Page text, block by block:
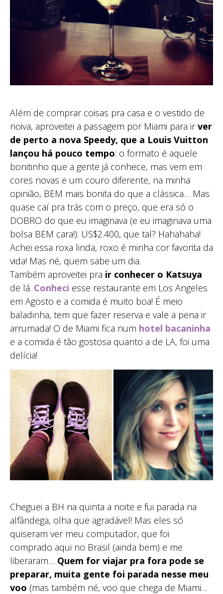
Além de comprar coisas pra casa e o vestido de
noiva, aproveitei a passagem por Miami para irver
de perto a nova Speedy, que a Louis Vuitton
lançou há pouco tempo: o formato é aquele
bonitinho que a gente já conhece, mas vem em
cores novas e um couro diferente, na minha
opinião, BEM mais bonita do que a clássica… Mas
quase caí pra trás com o preço, que era só o
DOBRO do que eu imaginava (e eu imaginava uma
bolsa BEM cara!): US$2.400, que tal? Hahahaha!
Achei essa roxa linda, roxo é minha cor favorita da
vida! Mas né, quem sabe um dia.
Também aproveitei pra ir conhecer o Katsuya
de lá. Conheci esse restaurante em Los Angeles
em Agosto e a comida é muito boa! É meio
baladinha, tem que fazer reserva e vale a pena ir
arrumada! O de Miami fica num hotel bacaninha
e a comida é tão gostosa quanto a de LA, foi uma
delícia!
Cheguei a BH na quinta a noite e fui parada na
alfândega, olha que agradável! Mas eles só
quiseram ver meu computador, que foi
comprado aqui no Brasil (ainda bem) e me
liberaram… Quem for viajar pra fora pode se
preparar, muita gente foi parada nesse meu
voo (mas também né, voo que chega de Miami…